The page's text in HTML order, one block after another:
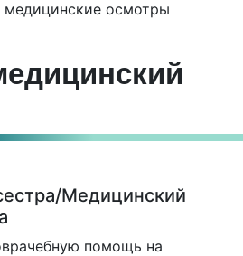
медицинские осмотры
Медицинский
помощь на